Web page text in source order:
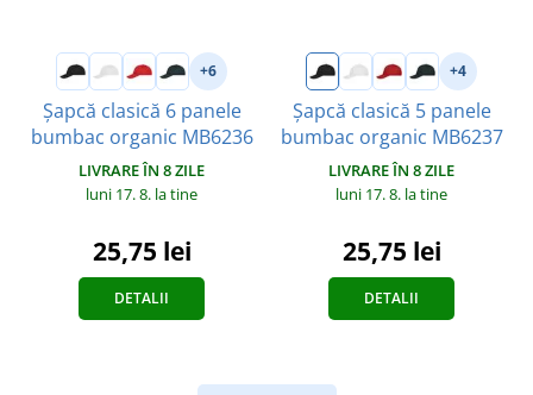
+6
Șapcă clasică 6 panele
bumbac organic MB6236
LIVRARE ÎN 8 ZILE
luni 17. 8. la tine
25,75 lei
DETALII
+4
Șapcă clasică 5 panele
bumbac organic MB6237
LIVRARE ÎN 8 ZILE
luni 17. 8. la tine
25,75 lei
DETALII